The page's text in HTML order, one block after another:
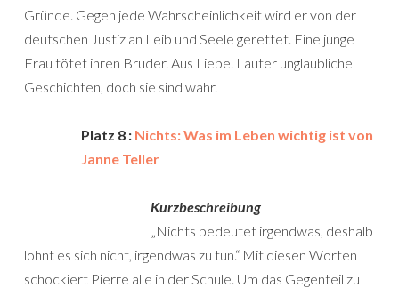
Gründe. Gegen jede Wahrscheinlichkeit wird er von der
deutschen Justiz an Leib und Seele gerettet. Eine junge
Frau tötet ihren Bruder. Aus Liebe. Lauter unglaubliche
Geschichten, doch sie sind wahr.
Platz 8 : Nichts: Was im Leben wichtig ist von
Janne Teller
Kurzbeschreibung
„Nichts bedeutet irgendwas, deshalb
lohnt es sich nicht, irgendwas zu tun.“ Mit diesen Worten
schockiert Pierre alle in der Schule. Um das Gegenteil zu